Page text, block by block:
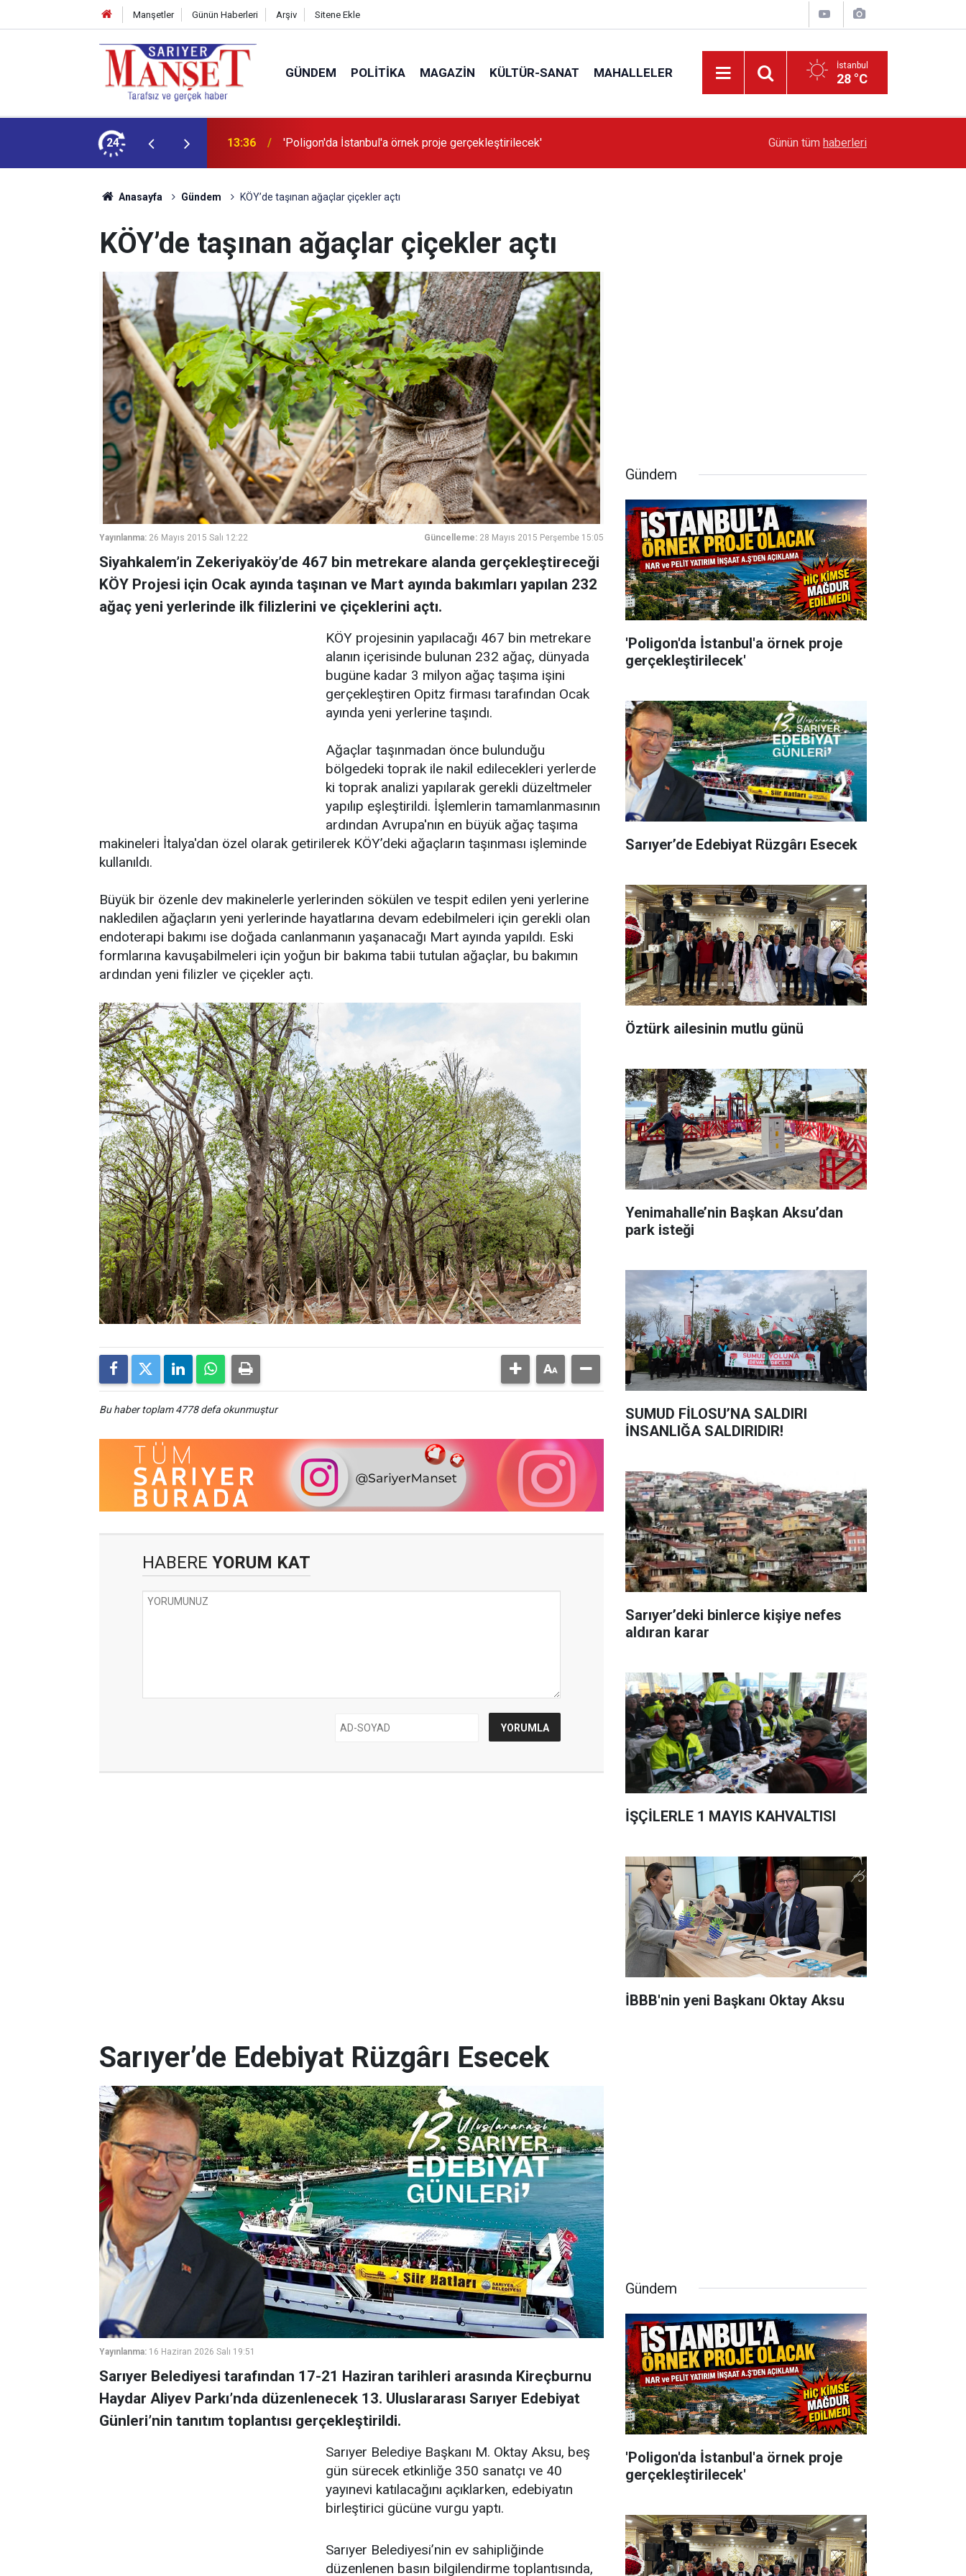
Manşetler Günün Haberleri Arşiv Sitene Ekle
GÜNDEM POLITIKA MAGAZIN KÜLTÜR-SANAT MAHALLELER İstanbul
28 °C
24 13:36 'Poligon'da İstanbul'a örnek proje gerçekleştirilecek' Sarıyer’de Edebiyat Rüzgârı Esecek
Günün tüm haberleri
Anasayfa Gündem KÖY’de taşınan ağaçlar çiçekler açtı
KÖY’de taşınan ağaçlar çiçekler açtı
Yayınlanma: 26 Mayıs 2015 Salı 12:22 Güncelleme: 28 Mayıs 2015 Perşembe 15:05
Siyahkalem’in Zekeriyaköy’de 467 bin metrekare alanda gerçekleştireceği
KÖY Projesi için Ocak ayında taşınan ve Mart ayında bakımları yapılan 232
ağaç yeni yerlerinde ilk filizlerini ve çiçeklerini açtı.
KÖY projesinin yapılacağı 467 bin metrekare
alanın içerisinde bulunan 232 ağaç, dünyada
bugüne kadar 3 milyon ağaç taşıma işini
gerçekleştiren Opitz firması tarafından Ocak
ayında yeni yerlerine taşındı.
Ağaçlar taşınmadan önce bulunduğu
bölgedeki toprak ile nakil edilecekleri yerlerde
ki toprak analizi yapılarak gerekli düzeltmeler
yapılıp eşleştirildi. İşlemlerin tamamlanmasının
ardından Avrupa'nın en büyük ağaç taşıma
makineleri İtalya'dan özel olarak getirilerek KÖY’deki ağaçların taşınması işleminde
kullanıldı.
Büyük bir özenle dev makinelerle yerlerinden sökülen ve tespit edilen yeni yerlerine
nakledilen ağaçların yeni yerlerinde hayatlarına devam edebilmeleri için gerekli olan
endoterapi bakımı ise doğada canlanmanın yaşanacağı Mart ayında yapıldı. Eski
formlarına kavuşabilmeleri için yoğun bir bakıma tabii tutulan ağaçlar, bu bakımın
ardından yeni filizler ve çiçekler açtı.
Bu haber toplam 4778 defa okunmuştur
HABERE YORUM KAT
Gündem
'Poligon'da İstanbul'a örnek proje
gerçekleştirilecek'
Sarıyer’de Edebiyat Rüzgârı Esecek
Öztürk ailesinin mutlu günü
Yenimahalle’nin Başkan Aksu’dan
park isteği
SUMUD FİLOSU’NA SALDIRI
İNSANLIĞA SALDIRIDIR!
Sarıyer’deki binlerce kişiye nefes
aldıran karar
İŞÇİLERLE 1 MAYIS KAHVALTISI
İBBB'nin yeni Başkanı Oktay Aksu
Sarıyer’de Edebiyat Rüzgârı Esecek
Yayınlanma: 16 Haziran 2026 Salı 19:51
Sarıyer Belediyesi tarafından 17-21 Haziran tarihleri arasında Kireçburnu
Haydar Aliyev Parkı’nda düzenlenecek 13. Uluslararası Sarıyer Edebiyat
Günleri’nin tanıtım toplantısı gerçekleştirildi.
Sarıyer Belediye Başkanı M. Oktay Aksu, beş
gün sürecek etkinliğe 350 sanatçı ve 40
yayınevi katılacağını açıklarken, edebiyatın
birleştirici gücüne vurgu yaptı.
Sarıyer Belediyesi’nin ev sahipliğinde
düzenlenen basın bilgilendirme toplantısında,
Gündem
'Poligon'da İstanbul'a örnek proje
gerçekleştirilecek'